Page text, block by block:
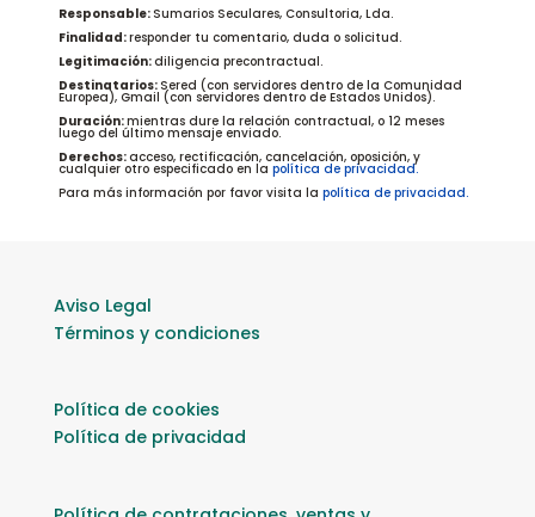
Responsable: Sumarios Seculares, Consultoria, Lda.
Finalidad:responder tu comentario, duda o solicitud.
Legitimación:diligencia precontractual.
Destinatarios: Sered (con servidores dentro de la Comunidad
Europea), Gmail (con servidores dentro de Estados Unidos).
Duración:mientras dure la relación contractual, o 12 meses
luego del último mensaje enviado.
Derechos:acceso, rectificación, cancelación, oposición, y
cualquier otro especificado en la política de privacidad.
Para más información por favor visita la política de privacidad.
Aviso Legal
Términos y condiciones
Política de cookies
Política de privacidad